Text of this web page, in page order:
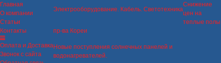
Главная
О компании
Статьи
Контакты
Оплата и Доставка
Звонок с сайта
Электрооборудование. Кабель. Светотехника
Снижение
цен на
теплые полы
пр-ва Кореи
Новые поступления солнечных панелей и
водонагревателей.